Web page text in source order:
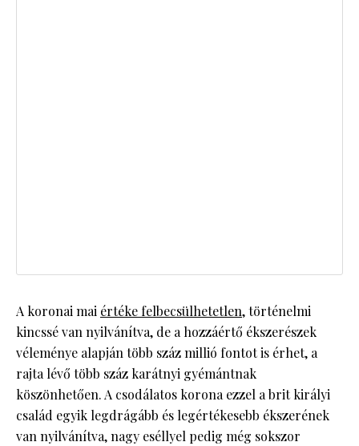
A koronai mai értéke felbecsülhetetlen, történelmi
kincssé van nyilvánítva, de a hozzáértő ékszerészek
véleménye alapján több száz millió fontot is érhet, a
rajta lévő több száz karátnyi gyémántnak
köszönhetően. A csodálatos korona ezzel a brit királyi
család egyik legdrágább és legértékesebb ékszerének
van nyilvánítva, nagy eséllyel pedig még sokszor